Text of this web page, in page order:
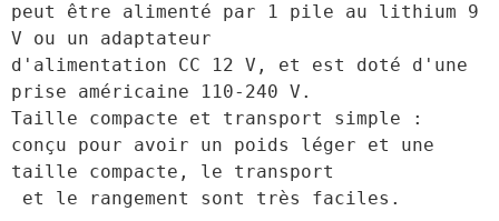
peut être alimenté par 1 pile au lithium 9
V ou un adaptateur
d'alimentation CC 12 V, et est doté d'une
prise américaine 110-240 V.
Taille compacte et transport simple :
conçu pour avoir un poids léger et une
taille compacte, le transport
et le rangement sont très faciles.